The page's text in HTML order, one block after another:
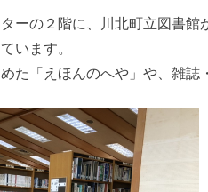
ーの２階に、川北町立図書
います。
た「えほんのへや」や、雑